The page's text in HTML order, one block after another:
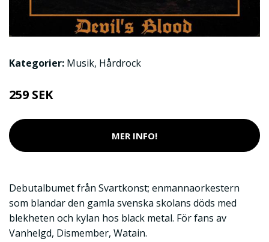
Kategorier: Musik, Hårdrock
259 SEK
MER INFO!
Debutalbumet från Svartkonst; enmannaorkestern
som blandar den gamla svenska skolans döds med
blekheten och kylan hos black metal. För fans av
Vanhelgd, Dismember, Watain.